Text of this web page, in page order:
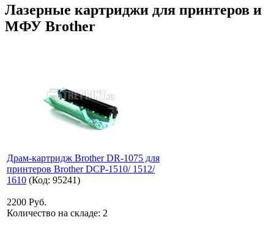
Лазерные картриджи для принтеров и
МФУ Brother
Драм-картридж Brother DR-1075 для
принтеров Brother DCP-1510/ 1512/
1610 (Код: 95241)
2200 Руб.
Количество на складе: 2